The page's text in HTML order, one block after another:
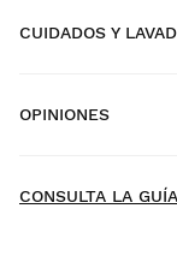
Envío a domicilio
CUIDADOS Y
OPINIONES
CONSULTA LA